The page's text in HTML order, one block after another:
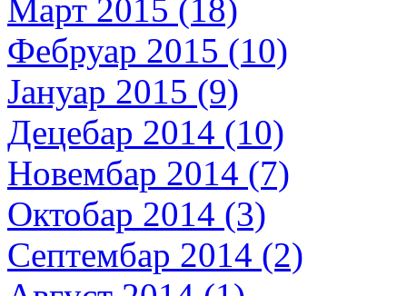
Март 2015 (18)
Фебруар 2015 (10)
Јануар 2015 (9)
Децебар 2014 (10)
Новембар 2014 (7)
Октобар 2014 (3)
Септембар 2014 (2)